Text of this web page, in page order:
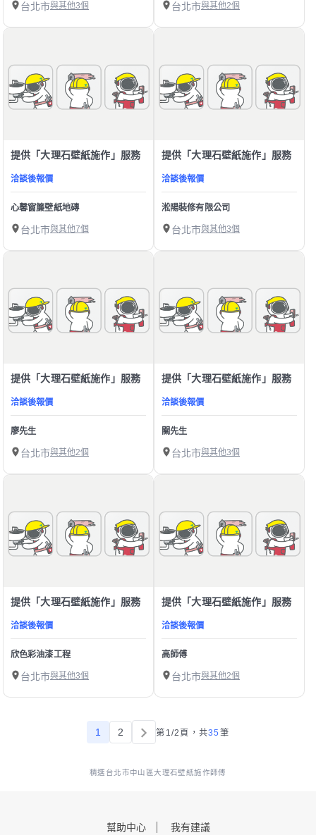
台北市與其他3個 台北市與其他2個
提供「大理石壁紙施作」服務
洽談後報價
心馨窗簾壁紙地磚
台北市與其他7個
提供「大理石壁紙施作」服務
洽談後報價
淞陽裝修有限公司
台北市與其他3個
提供「大理石壁紙施作」服務
洽談後報價
廖先生
台北市與其他2個
提供「大理石壁紙施作」服務
洽談後報價
關先生
台北市與其他3個
提供「大理石壁紙施作」服務
洽談後報價
欣色彩油漆工程
台北市與其他3個
提供「大理石壁紙施作」服務
洽談後報價
高師傅
台北市與其他2個
1 2 第1/2頁， 共35 筆
精選台北市中山區大理石壁紙施作師傅
幫助中心 我有建議